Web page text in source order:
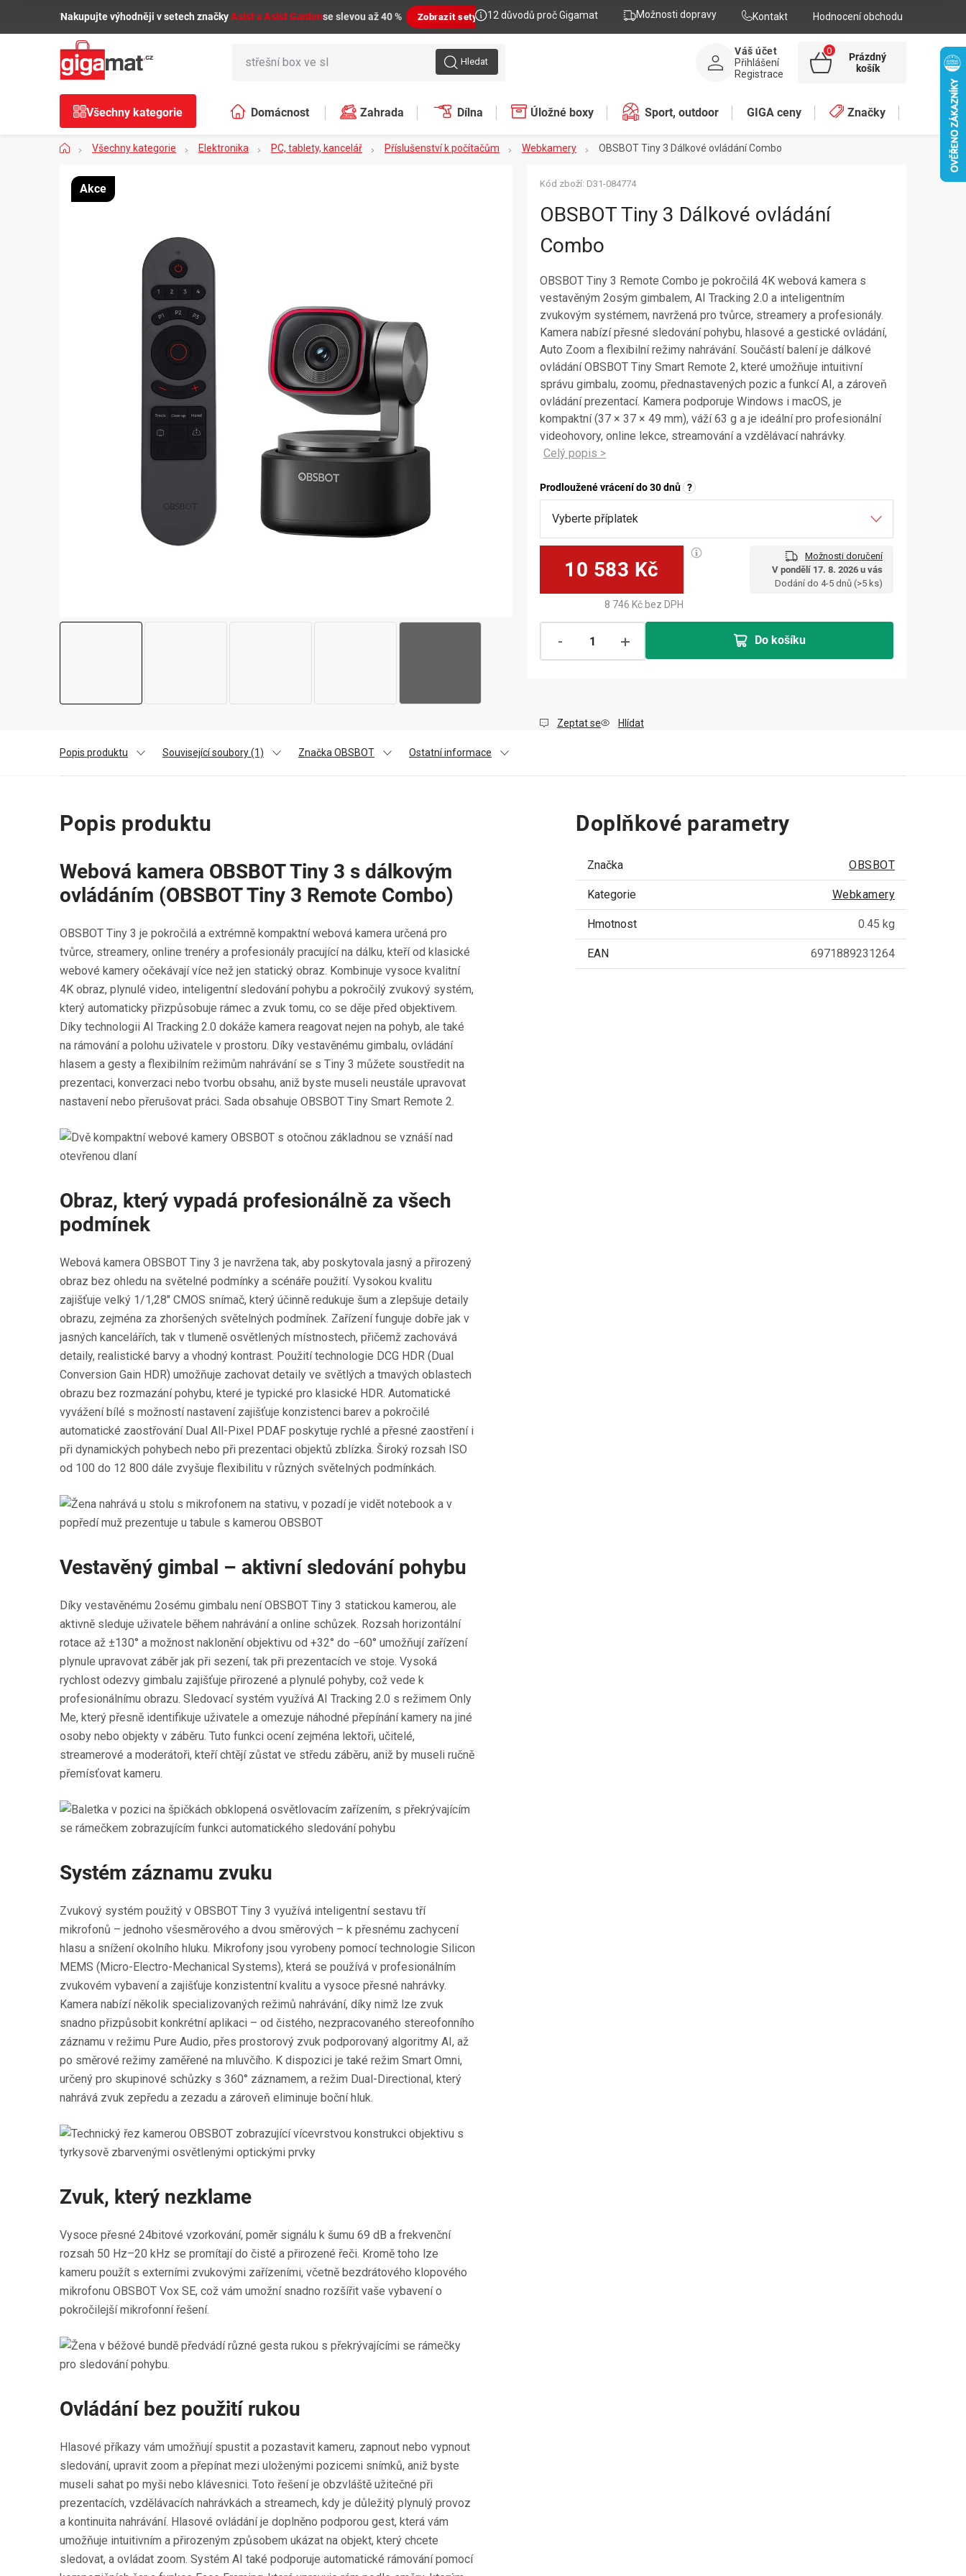
🌿Nakupujte výhodněji v setech značkyAsist a Asist Gardense slevou až 40 % Zobrazit sety 12 důvodů proč Gigamat Možnosti dopravy Kontakt Hodnocení obchodu
Hledat
Váš účet
Přihlášení
Registrace
NÁKUPNÍ
Prázdný
košík
Všechny kategorie Domácnost Zahrada Dílna Úložné boxy Sport, outdoor GIGA ceny Značky
DomůVšechny kategorie Elektronika PC, tablety, kancelář Příslušenství k počítačům Webkamery OBSBOT Tiny 3 Dálkové ovládání Combo
OBSBOT Tiny 3 Dálkové ovládání
Combo
OBSBOT Tiny 3 Remote Combo je pokročilá 4K webová kamera s
vestavěným 2osým gimbalem, AI Tracking 2.0 a inteligentním
zvukovým systémem, navržená pro tvůrce, streamery a profesionály.
Kamera nabízí přesné sledování pohybu, hlasové a gestické ovládání,
Auto Zoom a flexibilní režimy nahrávání. Součástí balení je dálkové
ovládání OBSBOT Tiny Smart Remote 2, které umožňuje intuitivní
správu gimbalu, zoomu, přednastavených pozic a funkcí AI, a zároveň
ovládání prezentací. Kamera podporuje Windows i macOS, je
kompaktní (37 × 37 × 49 mm), váží 63 g a je ideální pro profesionální
videohovory, online lekce, streamování a vzdělávací nahrávky.
Prodloužené vrácení do 30 dnů ?
10 583 Kč
Možnosti doručení
V pondělí 17. 8. 2026 u vás
Dodání do 4-5 dnů (>5 ks)
8 746 Kč bez DPH
Do košíku
Kód zboží: D31-084774
Zeptat se Hlídat
Akce
Popis produktu Související soubory (1) Značka OBSBOT Ostatní informace
Popis produktu
Webová kamera OBSBOT Tiny 3 s dálkovým
ovládáním (OBSBOT Tiny 3 Remote Combo)
OBSBOT Tiny 3 je pokročilá a extrémně kompaktní webová kamera určená pro
tvůrce, streamery, online trenéry a profesionály pracující na dálku, kteří od klasické
webové kamery očekávají více než jen statický obraz. Kombinuje vysoce kvalitní
4K obraz, plynulé video, inteligentní sledování pohybu a pokročilý zvukový systém,
který automaticky přizpůsobuje rámec a zvuk tomu, co se děje před objektivem.
Díky technologii AI Tracking 2.0 dokáže kamera reagovat nejen na pohyb, ale také
na rámování a polohu uživatele v prostoru. Díky vestavěnému gimbalu, ovládání
hlasem a gesty a flexibilním režimům nahrávání se s Tiny 3 můžete soustředit na
prezentaci, konverzaci nebo tvorbu obsahu, aniž byste museli neustále upravovat
nastavení nebo přerušovat práci. Sada obsahuje OBSBOT Tiny Smart Remote 2.
Obraz, který vypadá profesionálně za všech
podmínek
Webová kamera OBSBOT Tiny 3 je navržena tak, aby poskytovala jasný a přirozený
obraz bez ohledu na světelné podmínky a scénáře použití. Vysokou kvalitu
zajišťuje velký 1/1,28" CMOS snímač, který účinně redukuje šum a zlepšuje detaily
obrazu, zejména za zhoršených světelných podmínek. Zařízení funguje dobře jak v
jasných kancelářích, tak v tlumeně osvětlených místnostech, přičemž zachovává
detaily, realistické barvy a vhodný kontrast. Použití technologie DCG HDR (Dual
Conversion Gain HDR) umožňuje zachovat detaily ve světlých a tmavých oblastech
obrazu bez rozmazání pohybu, které je typické pro klasické HDR. Automatické
vyvážení bílé s možností nastavení zajišťuje konzistenci barev a pokročilé
automatické zaostřování Dual All-Pixel PDAF poskytuje rychlé a přesné zaostření i
při dynamických pohybech nebo při prezentaci objektů zblízka. Široký rozsah ISO
od 100 do 12 800 dále zvyšuje flexibilitu v různých světelných podmínkách.
Vestavěný gimbal – aktivní sledování pohybu
Díky vestavěnému 2osému gimbalu není OBSBOT Tiny 3 statickou kamerou, ale
aktivně sleduje uživatele během nahrávání a online schůzek. Rozsah horizontální
rotace až ±130° a možnost naklonění objektivu od +32° do −60° umožňují zařízení
plynule upravovat záběr jak při sezení, tak při prezentacích ve stoje. Vysoká
rychlost odezvy gimbalu zajišťuje přirozené a plynulé pohyby, což vede k
profesionálnímu obrazu. Sledovací systém využívá AI Tracking 2.0 s režimem Only
Me, který přesně identifikuje uživatele a omezuje náhodné přepínání kamery na jiné
osoby nebo objekty v záběru. Tuto funkci ocení zejména lektoři, učitelé,
streamerové a moderátoři, kteří chtějí zůstat ve středu záběru, aniž by museli ručně
přemísťovat kameru.
Systém záznamu zvuku
Zvukový systém použitý v OBSBOT Tiny 3 využívá inteligentní sestavu tří
mikrofonů – jednoho všesměrového a dvou směrových – k přesnému zachycení
hlasu a snížení okolního hluku. Mikrofony jsou vyrobeny pomocí technologie Silicon
MEMS (Micro-Electro-Mechanical Systems), která se používá v profesionálním
zvukovém vybavení a zajišťuje konzistentní kvalitu a vysoce přesné nahrávky.
Kamera nabízí několik specializovaných režimů nahrávání, díky nimž lze zvuk
snadno přizpůsobit konkrétní aplikaci – od čistého, nezpracovaného stereofonního
záznamu v režimu Pure Audio, přes prostorový zvuk podporovaný algoritmy AI, až
po směrové režimy zaměřené na mluvčího. K dispozici je také režim Smart Omni,
určený pro skupinové schůzky s 360° záznamem, a režim Dual-Directional, který
nahrává zvuk zepředu a zezadu a zároveň eliminuje boční hluk.
Zvuk, který nezklame
Vysoce přesné 24bitové vzorkování, poměr signálu k šumu 69 dB a frekvenční
rozsah 50 Hz–20 kHz se promítají do čisté a přirozené řeči. Kromě toho lze
kameru použít s externími zvukovými zařízeními, včetně bezdrátového klopového
mikrofonu OBSBOT Vox SE, což vám umožní snadno rozšířit vaše vybavení o
pokročilejší mikrofonní řešení.
Ovládání bez použití rukou
Hlasové příkazy vám umožňují spustit a pozastavit kameru, zapnout nebo vypnout
sledování, upravit zoom a přepínat mezi uloženými pozicemi snímků, aniž byste
museli sahat po myši nebo klávesnici. Toto řešení je obzvláště užitečné při
prezentacích, vzdělávacích nahrávkách a streamech, kdy je důležitý plynulý provoz
a kontinuita nahrávání. Hlasové ovládání je doplněno podporou gest, která vám
umožňuje intuitivním a přirozeným způsobem ukázat na objekt, který chcete
sledovat, a ovládat zoom. Systém AI také podporuje automatické rámování pomocí
Doplňkové parametry
Značka OBSBOT
Kategorie Webkamery
Hmotnost 0.45 kg
EAN 6971889231264